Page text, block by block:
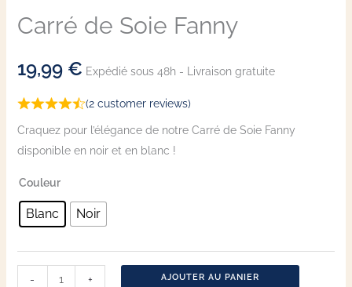
Carré de Soie Fanny
19,99 € Expédié sous 48h - Livraison gratuite
(2 customer reviews)
Craquez pour l’élégance de notre Carré de Soie Fanny
disponible en noir et en blanc !
Couleur
Blanc Noir
- + AJOUTER AU PANIER